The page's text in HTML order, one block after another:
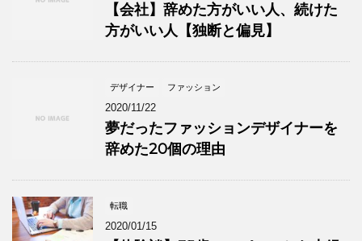
【会社】辞めた方がいい人、続けた
方がいい人【独断と偏見】
デザイナー ファッション
2020/11/22
夢だったファッションデザイナーを
辞めた20個の理由
転職
2020/01/15